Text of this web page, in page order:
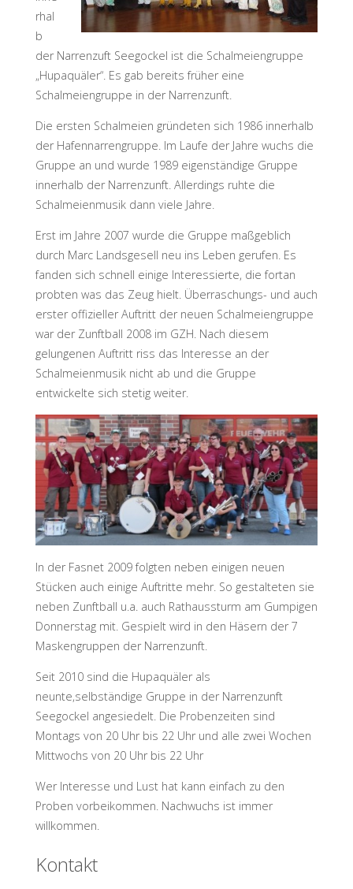
DRI
CHS
HAF
EN
rhal
b
der Narrenzuft Seegockel ist die Schalmeiengruppe
„Hupaquäler“. Es gab bereits früher eine
Schalmeiengruppe in der Narrenzunft.
Die ersten Schalmeien gründeten sich 1986 innerhalb
der Hafennarrengruppe. Im Laufe der Jahre wuchs die
Gruppe an und wurde 1989 eigenständige Gruppe
innerhalb der Narrenzunft. Allerdings ruhte die
Schalmeienmusik dann viele Jahre.
Erst im Jahre 2007 wurde die Gruppe maßgeblich
durch Marc Landsgesell neu ins Leben gerufen. Es
fanden sich schnell einige Interessierte, die fortan
probten was das Zeug hielt. Überraschungs- und auch
erster offizieller Auftritt der neuen Schalmeiengruppe
war der Zunftball 2008 im GZH. Nach diesem
gelungenen Auftritt riss das Interesse an der
Schalmeienmusik nicht ab und die Gruppe
entwickelte sich stetig weiter.
In der Fasnet 2009 folgten neben einigen neuen
Stücken auch einige Auftritte mehr. So gestalteten sie
neben Zunftball u.a. auch Rathaussturm am Gumpigen
Donnerstag mit. Gespielt wird in den Häsern der 7
Maskengruppen der Narrenzunft.
Seit 2010 sind die Hupaquäler als
neunte,selbständige Gruppe in der Narrenzunft
Seegockel angesiedelt. Die Probenzeiten sind
Montags von 20 Uhr bis 22 Uhr und alle zwei Wochen
Mittwochs von 20 Uhr bis 22 Uhr
Wer Interesse und Lust hat kann einfach zu den
Proben vorbeikommen. Nachwuchs ist immer
willkommen.
Kontakt